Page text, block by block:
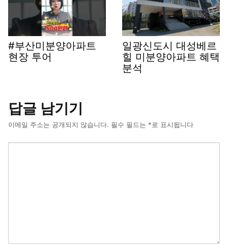
#부산미분양아파트
현장 투어
일광신도시 대성베르
힐 미분양아파트 혜택
분석
답글 남기기
이메일 주소는 공개되지 않습니다. 필수 필드는 *로 표시됩니다